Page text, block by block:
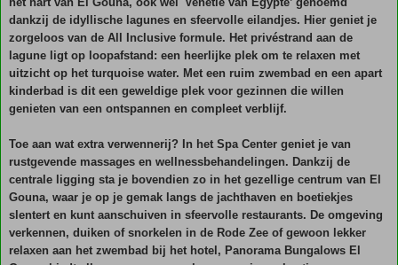
dankzij de idyllische lagunes en sfeervolle eilandjes. Hier geniet je
zorgeloos van de All Inclusive formule. Het privéstrand aan de
lagune ligt op loopafstand: een heerlijke plek om te relaxen met
uitzicht op het turquoise water. Met een ruim zwembad en een apart
kinderbad is dit een geweldige plek voor gezinnen die willen
genieten van een ontspannen en compleet verblijf.
Toe aan wat extra verwennerij? In het Spa Center geniet je van
rustgevende massages en wellnessbehandelingen. Dankzij de
centrale ligging sta je bovendien zo in het gezellige centrum van El
Gouna, waar je op je gemak langs de jachthaven en boetiekjes
slentert en kunt aanschuiven in sfeervolle restaurants. De omgeving
verkennen, duiken of snorkelen in de Rode Zee of gewoon lekker
relaxen aan het zwembad bij het hotel, Panorama Bungalows El